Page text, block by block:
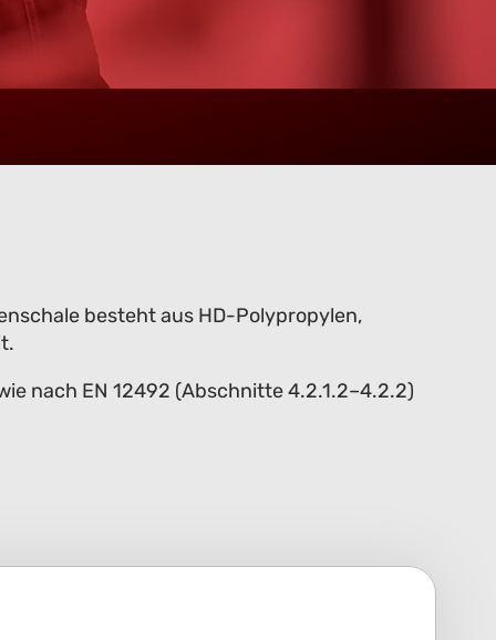
besteht aus HD-Polypropylen,
nach EN 12492 (Abschnitte 4.2.1.2–4.2.2)